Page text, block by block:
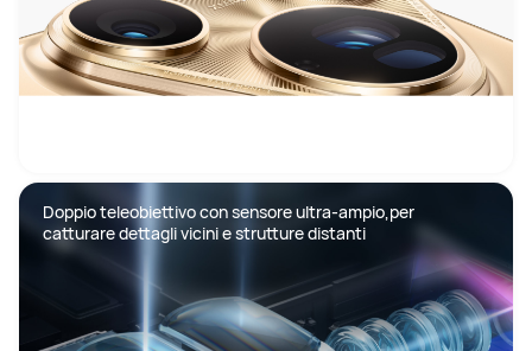
Doppio teleobiettivo con sensore ultra-ampio,per
catturare dettagli vicini e strutture distanti